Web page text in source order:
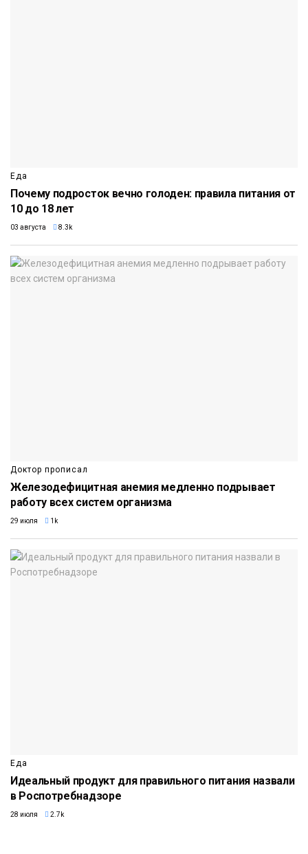
Еда
Почему подросток вечно голоден: правила питания от
10 до 18 лет
03 августа 8.3k
Доктор прописал
Железодефицитная анемия медленно подрывает
работу всех систем организма
29 июля 1k
Еда
Идеальный продукт для правильного питания назвали
в Роспотребнадзоре
28 июля 2.7k